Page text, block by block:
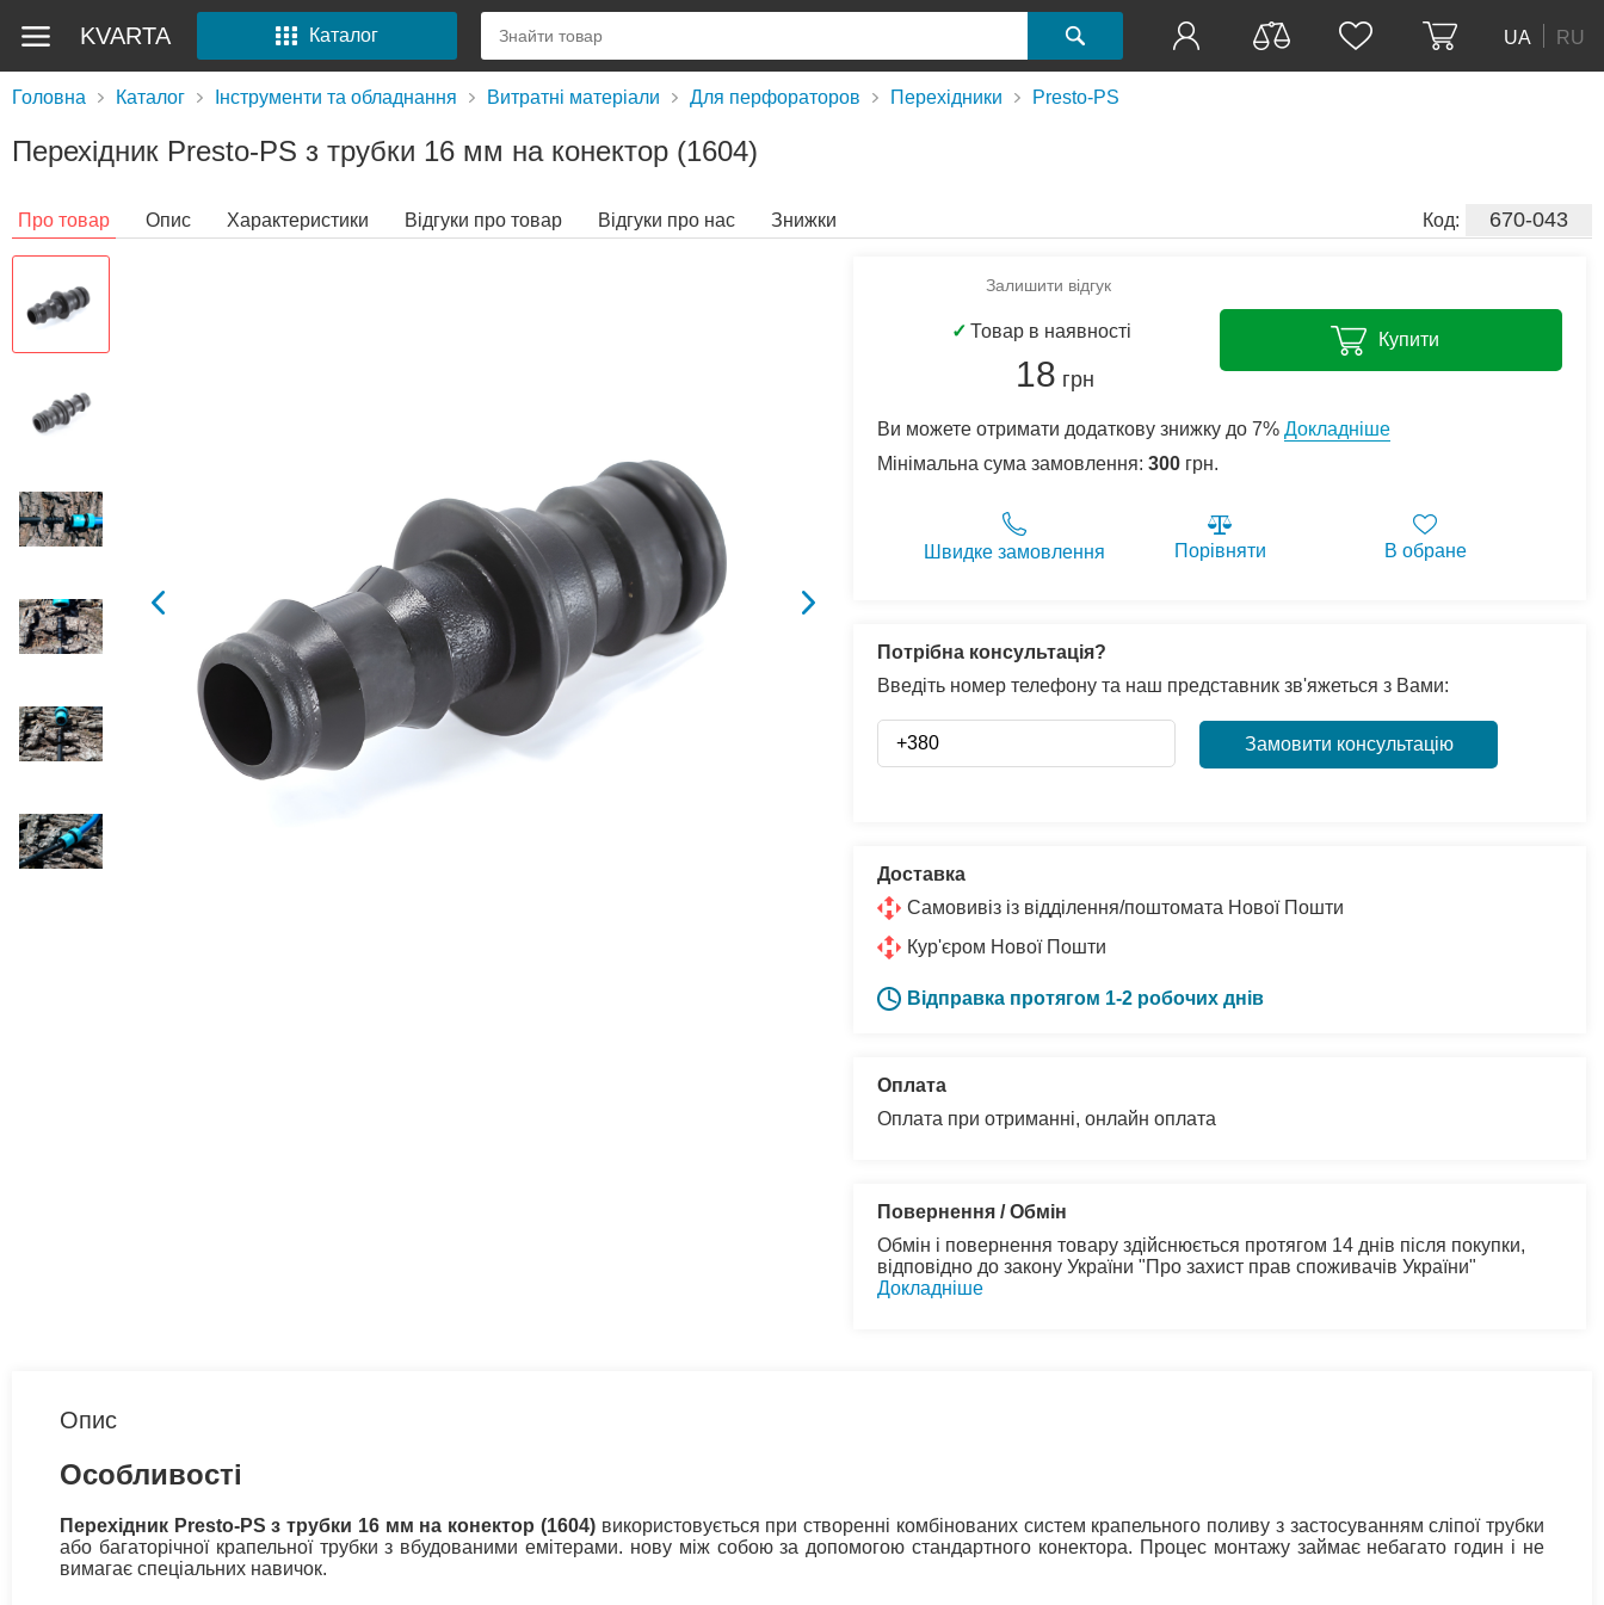
UA RU
KVARTA Каталог
Головна Каталог Інструменти та обладнання Витратні матеріали Для перфораторов Перехідники Presto-PS
Перехідник Presto-PS з трубки 16 мм на конектор (1604)
Код: 670-043
Про товар Опис Характеристики Відгуки про товар Відгуки про нас Знижки
Залишити відгук
✓ Товар в наявності
18 грн
Купити
Ви можете отримати додаткову знижку до 7% Докладніше
Мінімальна сума замовлення: 300 грн.
Швидке замовлення Порівняти В обране
Потрібна консультація?
Введіть номер телефону та наш представник зв'яжеться з Вами:
Замовити консультацію
Доставка
Самовивіз із відділення/поштомата Нової Пошти
Кур'єром Нової Пошти
Відправка протягом 1-2 робочих днів
Оплата
Оплата при отриманні, онлайн оплата
Повернення / Обмін
Обмін і повернення товару здійснюється протягом 14 днів після покупки,
відповідно до закону України "Про захист прав споживачів України"
Докладніше
Опис
Особливості
Перехідник Presto-PS з трубки 16 мм на конектор (1604)використовується при створенні комбінованих систем крапельного поливу з застосуванням сліпої трубки
або багаторічної крапельної трубки з вбудованими емітерами. нову між собою за допомогою стандартного конектора. Процес монтажу займає небагато годин і не
вимагає спеціальних навичок.